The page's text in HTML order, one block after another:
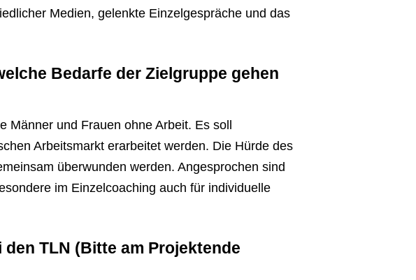
Medien, gelenkte Einzelgespräche und das
Bedarfe der Zielgruppe gehen
und Frauen ohne Arbeit. Es soll
Arbeitsmarkt erarbeitet werden. Die Hürde des
überwunden werden. Angesprochen sind
im Einzelcoaching auch für individuelle
TLN (Bitte am Projektende